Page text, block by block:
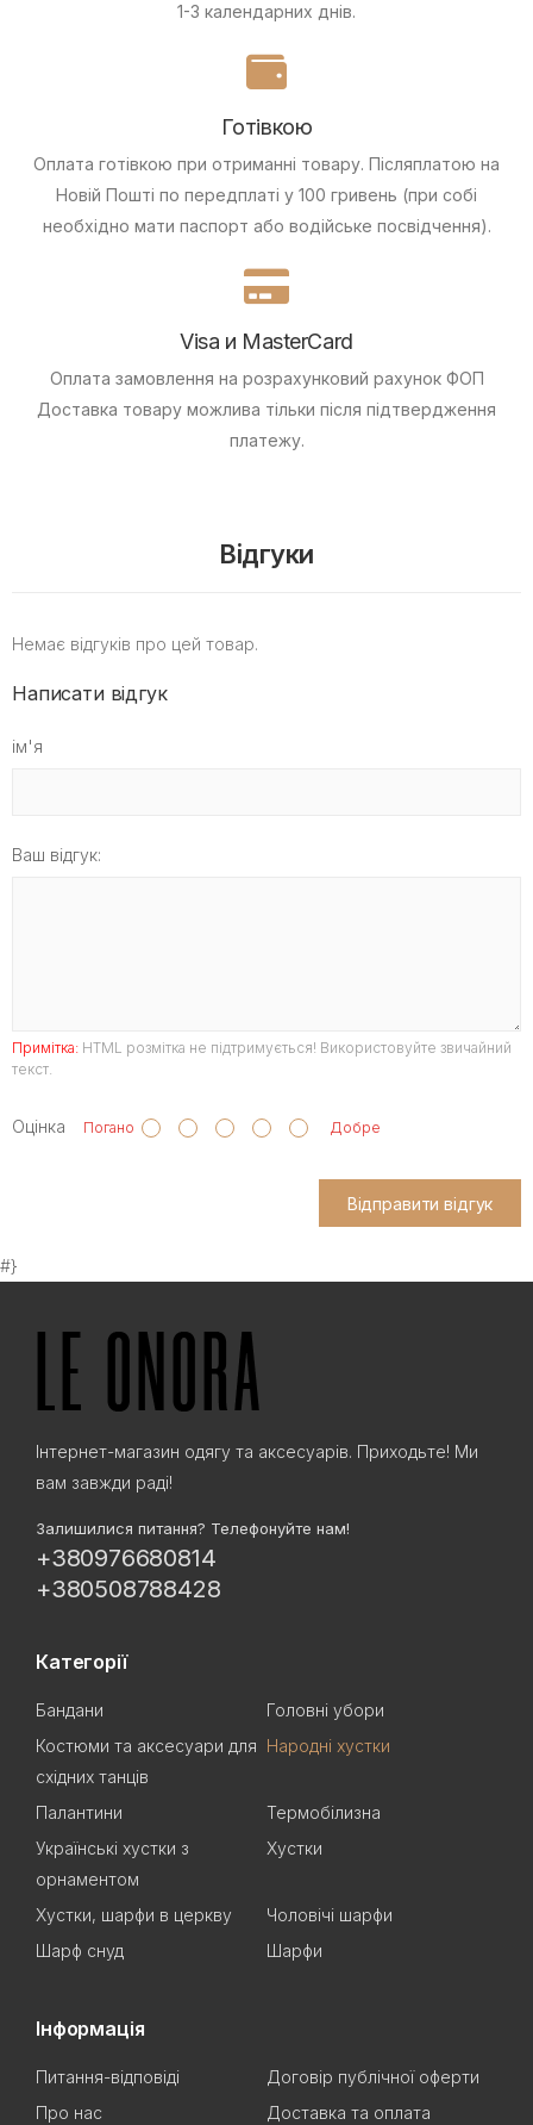
1-3 календарних днів.
Готівкою
Оплата готівкою при отриманні товару. Післяплатою на
Новій Пошті по передплаті у 100 гривень (при собі
необхідно мати паспорт або водійське посвідчення).
Visa и MasterCard
Оплата замовлення на розрахунковий рахунок ФОП
Доставка товару можлива тільки після підтвердження
платежу.
Відгуки
Немає відгуків про цей товар.
Написати відгук
ім'я
Ваш відгук:
Примітка: HTML розмітка не підтримується! Використовуйте звичайний
текст.
Оцінка Погано Добре
Відправити відгук
#}
Інтернет-магазин одягу та аксесуарів. Приходьте! Ми
вам завжди раді!
Залишилися питання? Телефонуйте нам!
+380976680814
+380508788428
Категорії
Бандани
Головні убори
Костюми та аксесуари для
східних танців
Народні хустки
Палантини
Термобілизна
Українські хустки з
орнаментом
Хустки
Хустки, шарфи в церкву
Чоловічі шарфи
Шарф снуд
Шарфи
Інформація
Питання-відповіді
Договір публічної оферти
Про нас
Доставка та оплата